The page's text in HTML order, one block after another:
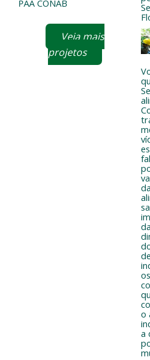
PAA CONAB
Veja mais
projetos
da
o
a